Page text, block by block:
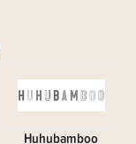
Huhubamboo